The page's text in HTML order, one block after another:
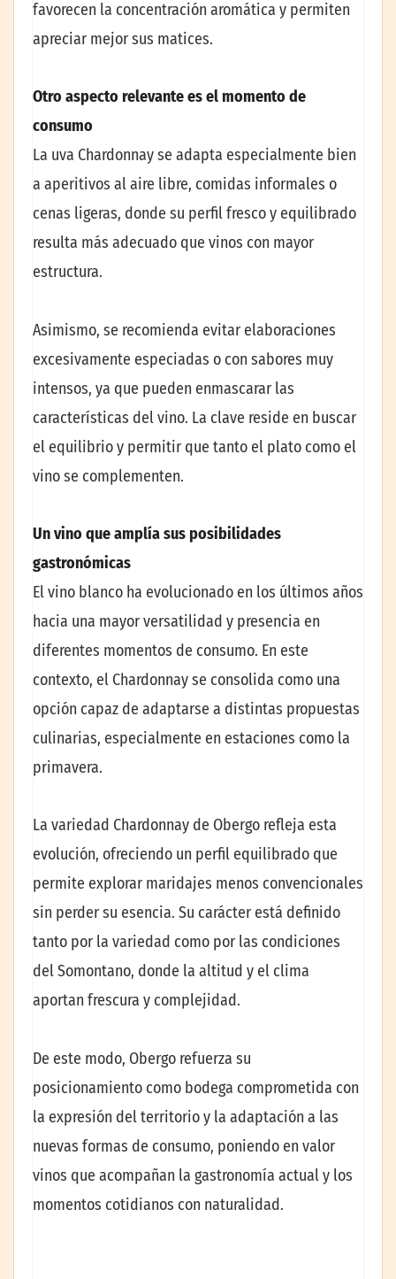
favorecen la concentración aromática y permiten
apreciar mejor sus matices.
Otro aspecto relevante es el momento de
consumo
La uva Chardonnay se adapta especialmente bien
a aperitivos al aire libre, comidas informales o
cenas ligeras, donde su perfil fresco y equilibrado
resulta más adecuado que vinos con mayor
estructura.
Asimismo, se recomienda evitar elaboraciones
excesivamente especiadas o con sabores muy
intensos, ya que pueden enmascarar las
características del vino. La clave reside en buscar
el equilibrio y permitir que tanto el plato como el
vino se complementen.
Un vino que amplía sus posibilidades
gastronómicas
El vino blanco ha evolucionado en los últimos años
hacia una mayor versatilidad y presencia en
diferentes momentos de consumo. En este
contexto, el Chardonnay se consolida como una
opción capaz de adaptarse a distintas propuestas
culinarias, especialmente en estaciones como la
primavera.
La variedad Chardonnay de Obergo refleja esta
evolución, ofreciendo un perfil equilibrado que
permite explorar maridajes menos convencionales
sin perder su esencia. Su carácter está definido
tanto por la variedad como por las condiciones
del Somontano, donde la altitud y el clima
aportan frescura y complejidad.
De este modo, Obergo refuerza su
posicionamiento como bodega comprometida con
la expresión del territorio y la adaptación a las
nuevas formas de consumo, poniendo en valor
vinos que acompañan la gastronomía actual y los
momentos cotidianos con naturalidad.